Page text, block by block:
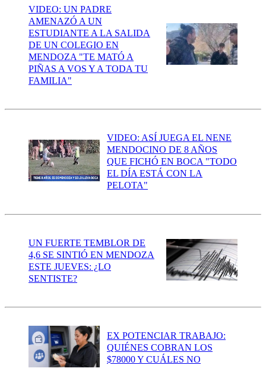
VIDEO: UN PADRE
AMENAZÓ A UN
ESTUDIANTE A LA SALIDA
DE UN COLEGIO EN
MENDOZA "TE MATÓ A
PIÑAS A VOS Y A TODA TU
FAMILIA"
VIDEO: ASÍ JUEGA EL NENE
MENDOCINO DE 8 AÑOS
QUE FICHÓ EN BOCA "TODO
EL DÍA ESTÁ CON LA
PELOTA"
UN FUERTE TEMBLOR DE
4,6 SE SINTIÓ EN MENDOZA
ESTE JUEVES: ¿LO
SENTISTE?
EX POTENCIAR TRABAJO:
QUIÉNES COBRAN LOS
$78000 Y CUÁLES NO